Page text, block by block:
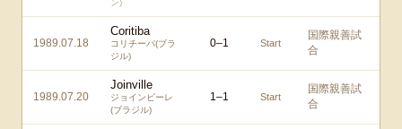
ン)
1989.07.18
Coritiba
コリチーバ(ブラ
ジル)
0–1 Start
国際親善試
合
1989.07.20
Joinville
ジョインビーレ
(ブラジル)
1–1 Start
国際親善試
合